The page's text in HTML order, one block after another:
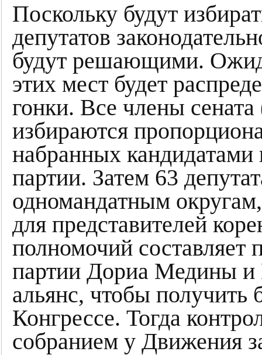
Поскольку будут
депутатов
будут решающими.
этих мест будет
гонки. Все члены
избираются
набранных
партии. Затем 63
одномандатным
для представителей
полномочий составляет
партии Дориа Медины и
альянс, чтобы получить
Конгрессе. Тогда
собранием у Движения